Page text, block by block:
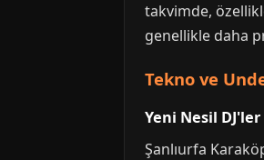
takvimde,
genellikle daha
Tekno ve
Yeni Nesil
Şanlıurfa